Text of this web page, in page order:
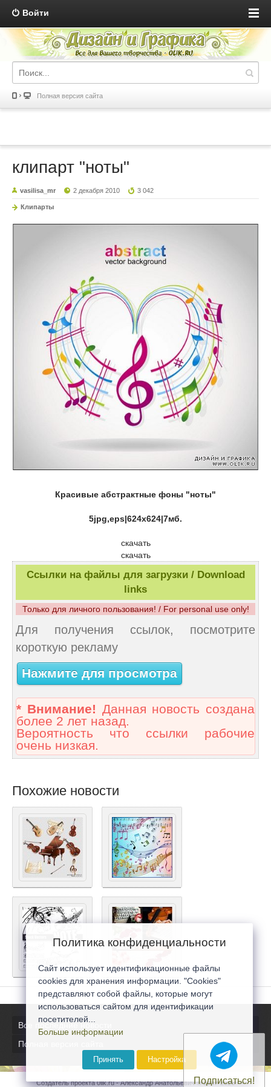
Войти
Полная версия сайта
клипарт "ноты"
vasilisa_mr 2 декабря 2010 3 042
Клипарты
Красивые абстрактные фоны "ноты"
5jpg,eps|624x624|7мб.
скачать
скачать
Ссылки на файлы для загрузки / Download
links
Только для личного пользования! / For personal use only!
Для получения ссылок, посмотрите
короткую рекламу
Нажмите для просмотра
* Внимание! Данная новость создана
более 2 лет назад.
Вероятность что ссылки рабочие
очень низкая.
Похожие новости
Все последние новости
Полная версия сайта
Создатель проекта 0lik.ru - Александр Анатольевич © 2007-2026
Подписаться!
Политика конфиденциальности
Сайт использует идентификационные файлы
cookies для хранения информации. "Cookies"
представляют собой файлы, которые могут
использоваться сайтом для идентификации
посетителей...
Больше информации
Принять Настройка